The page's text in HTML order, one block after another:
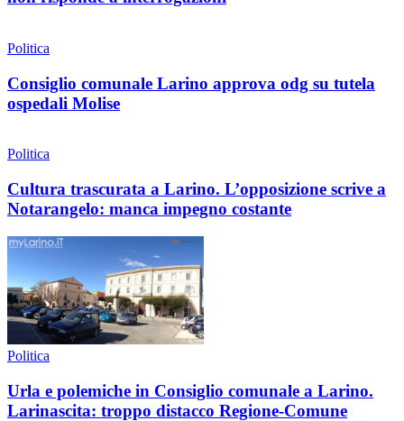
Politica
Consiglio comunale Larino approva odg su tutela
ospedali Molise
Politica
Cultura trascurata a Larino. L’opposizione scrive a
Notarangelo: manca impegno costante
Politica
Urla e polemiche in Consiglio comunale a Larino.
Larinascita: troppo distacco Regione-Comune